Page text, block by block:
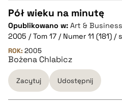
pobierz cytat
CZYSTY TEKST
pobierz cytat
BIBTEX
Pół wieku na minutę
Opublikowano w: Art &
2005 / Tom 17 / Numer 11 (181) /
ROK: 2005
Bożena Chlabicz
Zacytuj Udostępnij